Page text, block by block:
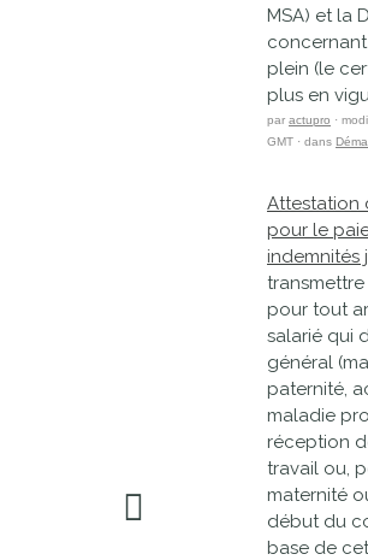
MSA) et la
plein (le
plus en
par actupro ·
GMT · dans
Attestation
pour le
indemnités
pour tout
salarié qui
général
paternité,
maladie
réception
travail ou,
maternité
début du
base de